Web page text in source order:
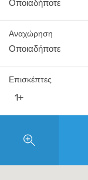
Αναχώρηση
Επισκέπτες
1+